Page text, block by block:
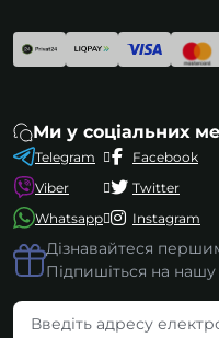
Ми у соціальних
Telegram
Viber
Whatsapp
Facebook
Twitter
Instagram
Дізнавайтеся
Підпишіться на